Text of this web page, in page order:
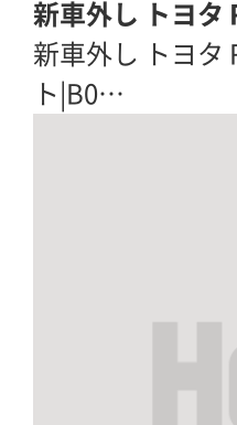
新車外し トヨタ
新車外し トヨタ
ト|B0…